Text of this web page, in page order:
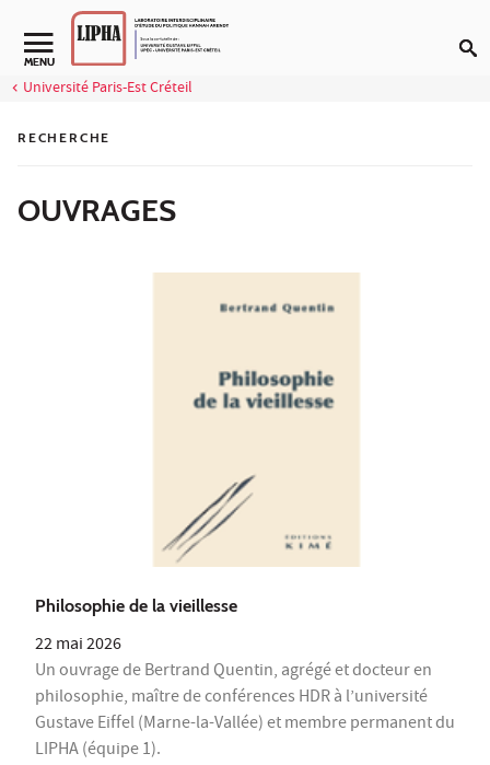
Aller au contenu
Navigation secondaire
MENU
Université Paris-Est Créteil
RECHERCHE
OUVRAGES
Philosophie de la vieillesse
22 mai 2026
Un ouvrage de Bertrand Quentin, agrégé et docteur en
philosophie, maître de conférences HDR à l’université
Gustave Eiffel (Marne-la-Vallée) et membre permanent du
LIPHA (équipe 1).